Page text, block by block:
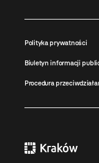
Polityka prywatności
Biuletyn informacji
Procedura